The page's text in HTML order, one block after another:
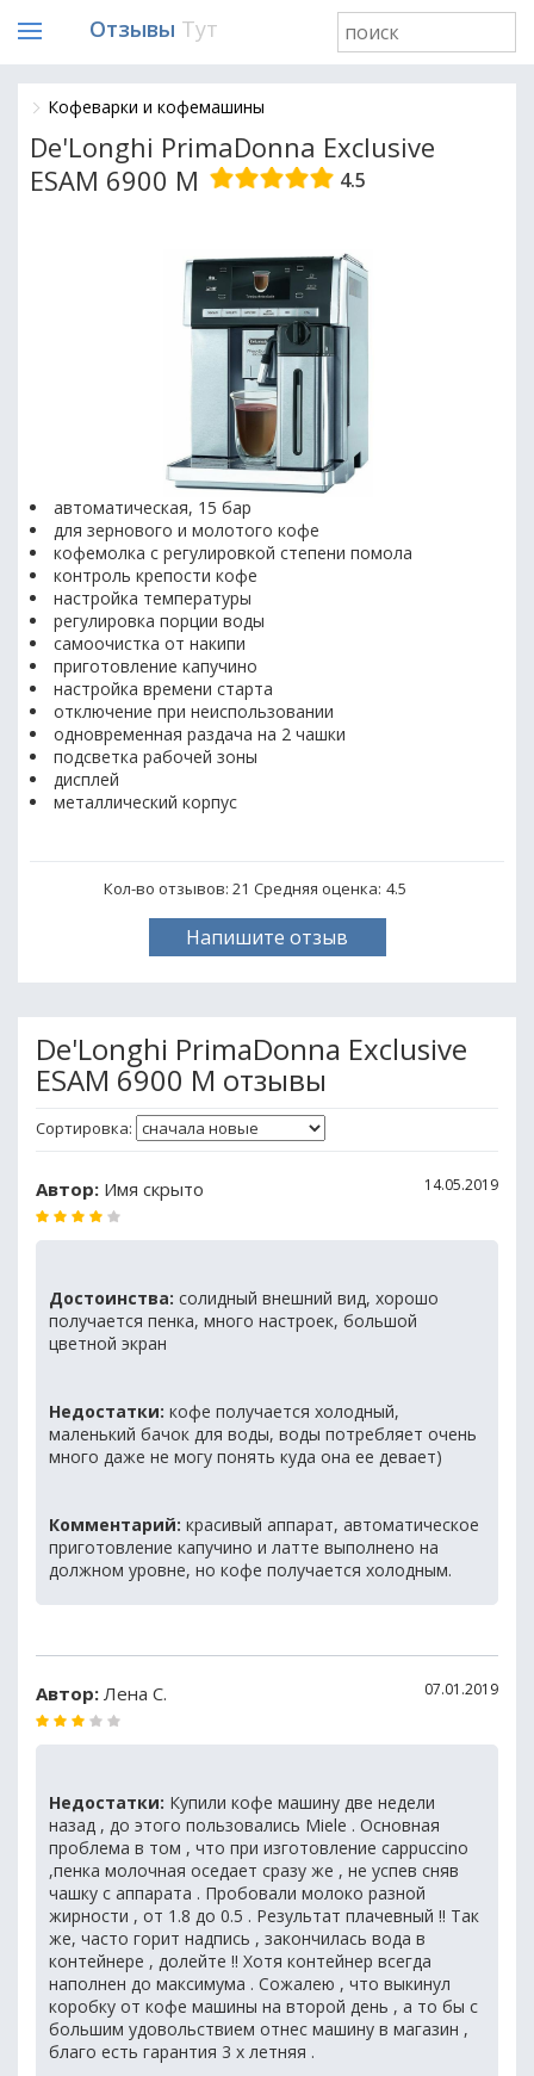
Отзывы Тут
Кофеварки и кофемашины
De'Longhi PrimaDonna Exclusive
ESAM 6900 M
4.5
автоматическая, 15 бар
для зернового и молотого кофе
кофемолка с регулировкой степени помола
контроль крепости кофе
настройка температуры
регулировка порции воды
самоочистка от накипи
приготовление капучино
настройка времени старта
отключение при неиспользовании
одновременная раздача на 2 чашки
подсветка рабочей зоны
дисплей
металлический корпус
Кол-во отзывов: 21 Средняя оценка: 4.5
Напишите отзыв
De'Longhi PrimaDonna Exclusive
ESAM 6900 M отзывы
Сортировка:
Автор: Имя скрыто 14.05.2019
Достоинства: солидный внешний вид, хорошо
получается пенка, много настроек, большой
цветной экран
Недостатки: кофе получается холодный,
маленький бачок для воды, воды потребляет очень
много даже не могу понять куда она ее девает)
Комментарий: красивый аппарат, автоматическое
приготовление капучино и латте выполнено на
должном уровне, но кофе получается холодным.
Автор: Лена С. 07.01.2019
Недостатки: Купили кофе машину две недели
назад , до этого пользовались Miele . Основная
проблема в том , что при изготовление cappuccino
,пенка молочная оседает сразу же , не успев сняв
чашку с аппарата . Пробовали молоко разной
жирности , от 1.8 до 0.5 . Результат плачевный !! Так
же, часто горит надпись , закончилась вода в
контейнере , долейте !! Хотя контейнер всегда
наполнен до максимума . Сожалею , что выкинул
коробку от кофе машины на второй день , а то бы с
большим удовольствием отнес машину в магазин ,
благо есть гарантия 3 х летняя .